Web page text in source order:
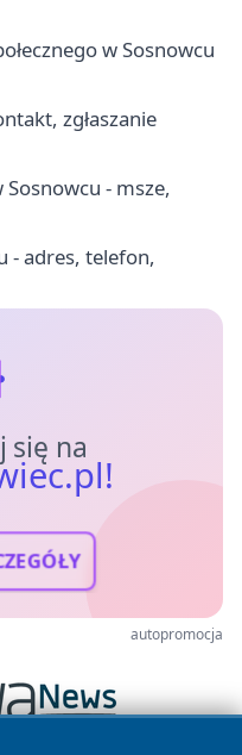
w Sosnowcu
zgłaszanie
- msze,
- adres, telefon,
się na
autopromocja